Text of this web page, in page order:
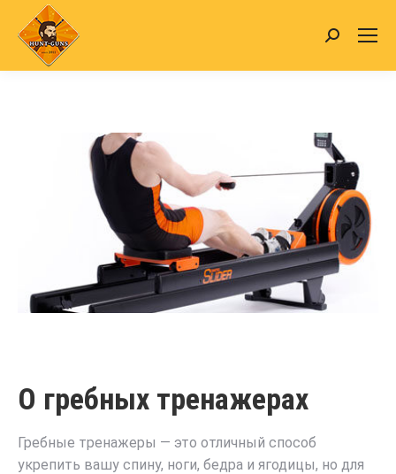
Search:
О гребных тренажерах
Гребные тренажеры — это отличный способ
укрепить вашу спину, ноги, бедра и ягодицы, но для